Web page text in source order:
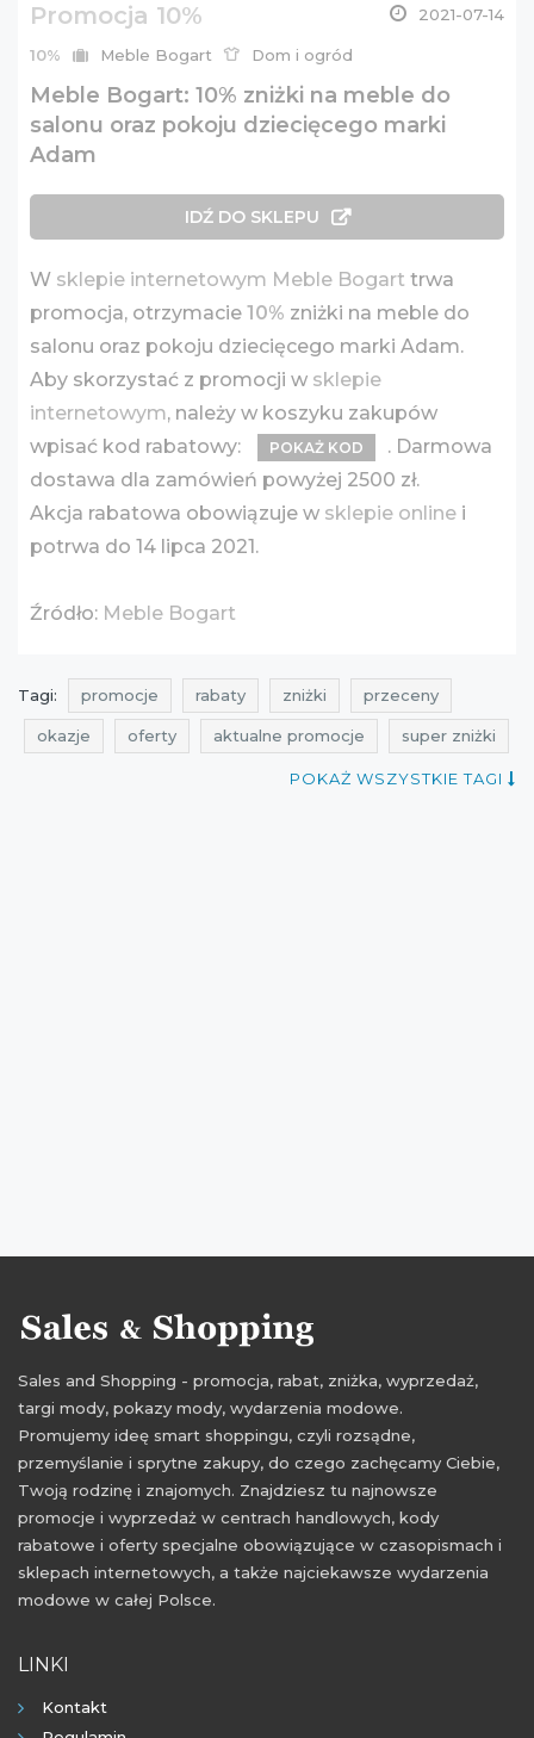
Promocja 10% 2021-07-14
10% Meble Bogart Dom i ogród
Meble Bogart: 10% zniżki na meble do
salonu oraz pokoju dziecięcego marki
Adam
IDŹ DO SKLEPU
W sklepie internetowym Meble Bogart trwa
promocja, otrzymacie 10% zniżki na meble do
salonu oraz pokoju dziecięcego marki Adam.
Aby skorzystać z promocji w sklepie
internetowym, należy w koszyku zakupów
wpisać kod rabatowy:
POKAŻ KOD
. Darmowa
dostawa dla zamówień powyżej 2500 zł.
Akcja rabatowa obowiązuje w sklepie online i
potrwa do 14 lipca 2021.
Źródło: Meble Bogart
Tagi: promocje rabaty zniżki przeceny
okazje oferty aktualne promocje super zniżki
promocje na meblePOKAŻ WSZYSTKIE TAGI
Sales and Shopping - promocja, rabat, zniżka, wyprzedaż,
targi mody, pokazy mody, wydarzenia modowe.
Promujemy ideę smart shoppingu, czyli rozsądne,
przemyślanie i sprytne zakupy, do czego zachęcamy Ciebie,
Twoją rodzinę i znajomych. Znajdziesz tu najnowsze
promocje i wyprzedaż w centrach handlowych, kody
rabatowe i oferty specjalne obowiązujące w czasopismach i
sklepach internetowych, a także najciekawsze wydarzenia
modowe w całej Polsce.
LINKI
Kontakt